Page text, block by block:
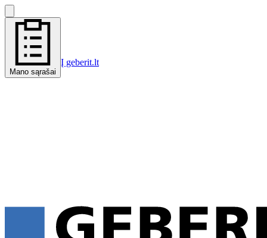
Mano sąrašai
Į geberit.lt